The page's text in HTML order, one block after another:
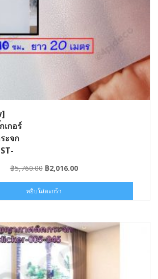
เกอร์
ะจก
฿5,760.00 Original
was:
฿5,760.00.
฿2,016.00Current
฿2,016.00.
หยิบใส่ตะกร้า